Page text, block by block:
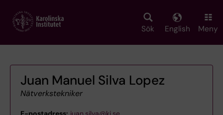
main
Sök English Meny
Juan Manuel Silva Lopez
Nätverkstekniker